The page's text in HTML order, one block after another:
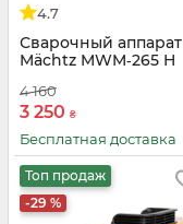
4.7
Сварочный аппарат
Mächtz MWM‑265 H
4 160
3 250 ₴
Бесплатная доставка
Топ продаж
-29 %